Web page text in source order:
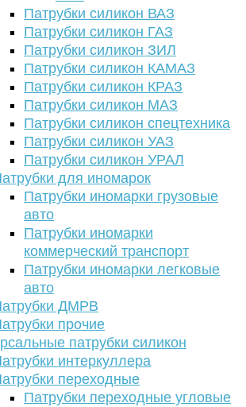
Патрубки силикон ВАЗ
Патрубки силикон ГАЗ
Патрубки силикон ЗИЛ
Патрубки силикон КАМАЗ
Патрубки силикон КРАЗ
Патрубки силикон МАЗ
Патрубки силикон спецтехника
Патрубки силикон УАЗ
Патрубки силикон УРАЛ
для иномарок
Патрубки иномарки грузовые
авто
Патрубки иномарки
коммерческий транспорт
Патрубки иномарки легковые
авто
ДМРВ
прочие
патрубки силикон
интеркуллера
переходные
Патрубки переходные угловые